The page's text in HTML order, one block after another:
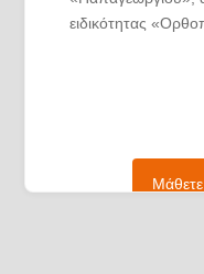
ειδικότητας
επεμβάσεις
στο τμήμα